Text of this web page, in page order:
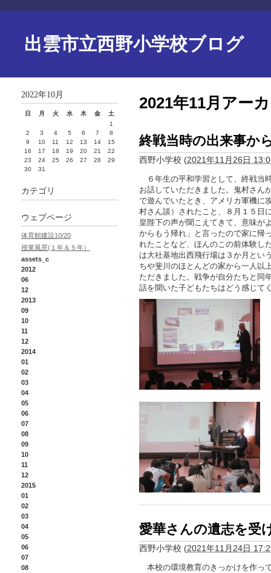
出雲市立西野小学校ブログ
2021年11月アー
終戦当時の出来事か
西野小学校 (2021年11月26日
６年生の平和学習として、終戦当
お話していただきました。鬼村さん
で遊んでいたとき、アメリカ軍機に
村さん談）されたこと、８月１５日
皇陛下の声が聞こえてきて、意味が
からもう帰れ」と言ったので家に帰
れたことなど、ほんのこの前体験し
は大社基地出西飛行場は３か月とい
ちや斐川のほとんどの家から一人以
ただきました。戦争が自分たちと同
話を聞いた子どもたちはどう感じて
愛華さんの遺志を受
西野小学校 (2021年11月24日
本校の環境教育のきっかけを作っ
2022年10月
日 月 火 水 木 金
土
1
2
3 4 5 6 7
8
9
10 11 12 13 14
15
16
17 18 19 20 21
22
23
24 25 26 27 28
29
30
31
カテゴリ
ウェブページ
体育館建設10/20
授業風景(１年＆５年）
assets_c
2012
06
12
2013
09
10
11
12
2014
01
02
03
04
05
06
07
08
09
10
11
12
2015
01
02
03
04
05
06
07
08